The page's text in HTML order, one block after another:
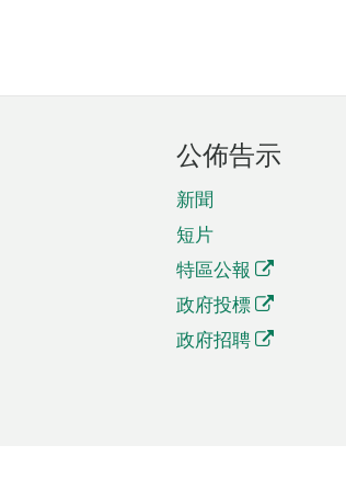
公佈告示
新聞
短片
特區公報
政府投標
政府招聘